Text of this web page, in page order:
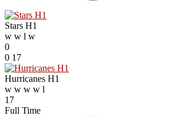
Stars H1
w w l w
0
0 17
Hurricanes H1
w w w w l
17
Full Time